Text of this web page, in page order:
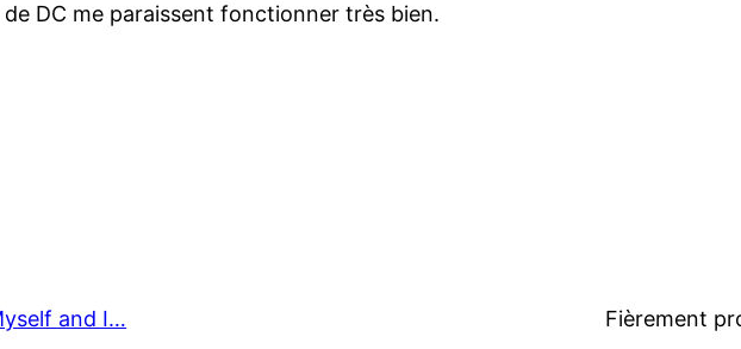
de DC me paraissent fonctionner très bien.
and I… Fièrement